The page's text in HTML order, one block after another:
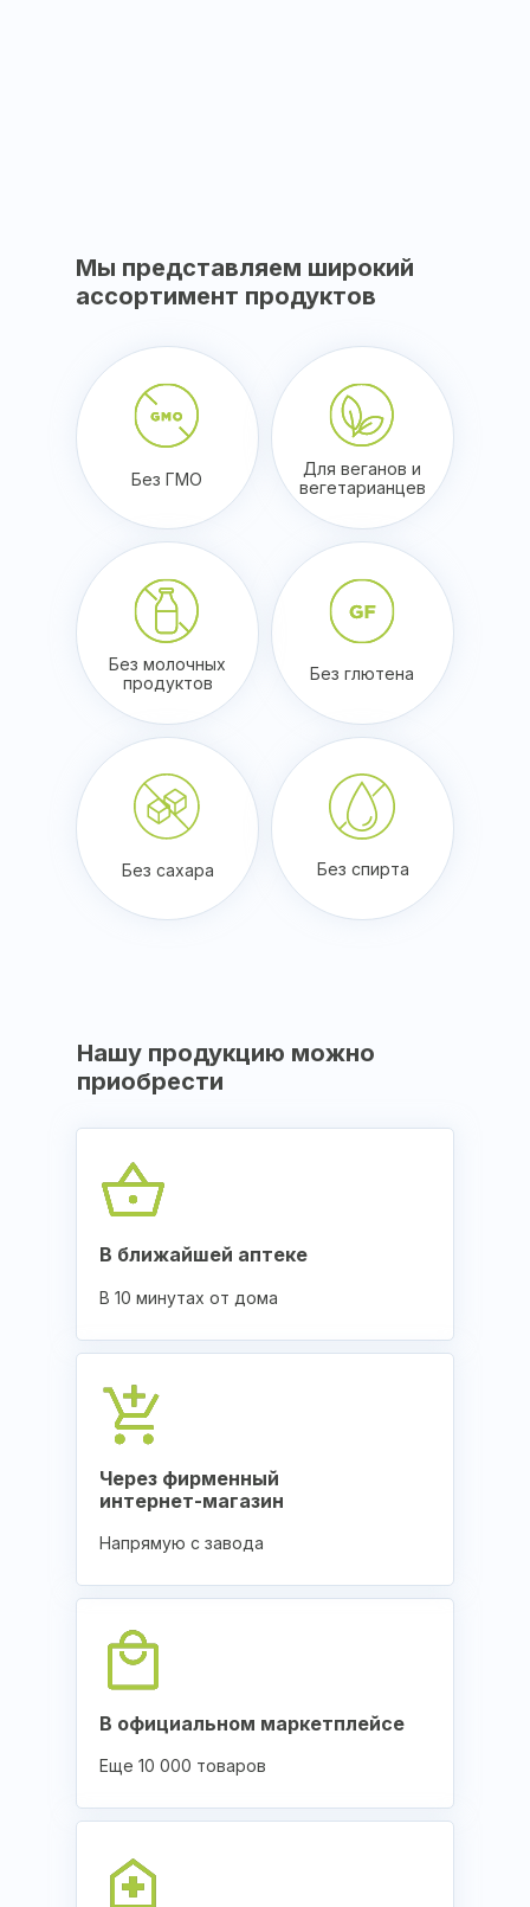
Без глютена
Без спирта
Без сахара
Без ГМО
Мы представляем широкий
ассортимент продуктов
Для веганов и
вегетарианцев
Без молочных
продуктов
Нашу продукцию можно
приобрести
В ближайшей аптеке
В 10 минутах от дома
В официальном маркетплейсе
Напрямую с завода
Еще 10 000 товаров
Через фирменный
интернет-магазин